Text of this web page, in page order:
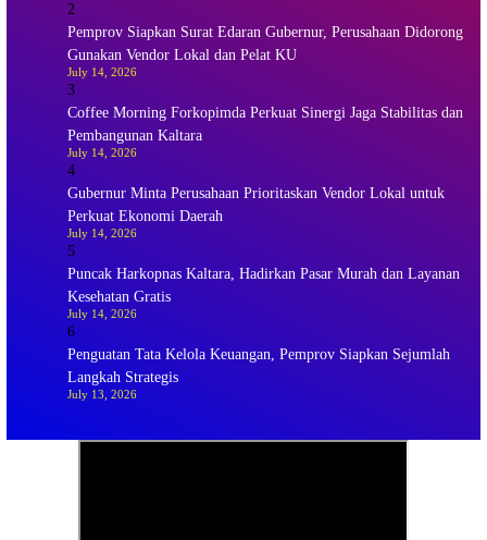
2
Pemprov Siapkan Surat Edaran Gubernur, Perusahaan Didorong
Gunakan Vendor Lokal dan Pelat KU
July 14, 2026
3
Coffee Morning Forkopimda Perkuat Sinergi Jaga Stabilitas dan
Pembangunan Kaltara
July 14, 2026
4
Gubernur Minta Perusahaan Prioritaskan Vendor Lokal untuk
Perkuat Ekonomi Daerah
July 14, 2026
5
Puncak Harkopnas Kaltara, Hadirkan Pasar Murah dan Layanan
Kesehatan Gratis
July 14, 2026
6
Penguatan Tata Kelola Keuangan, Pemprov Siapkan Sejumlah
Langkah Strategis
July 13, 2026